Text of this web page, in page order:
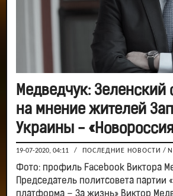
Медведчук: Зеленский
на мнение жителей
Украины -
19-07-2020, 04:11 / ПОСЛЕДНИЕ НОВОСТИ /
Фото: профиль Facebook Виктора
Председатель политсовета партии
платформа – За жизнь» Виктор